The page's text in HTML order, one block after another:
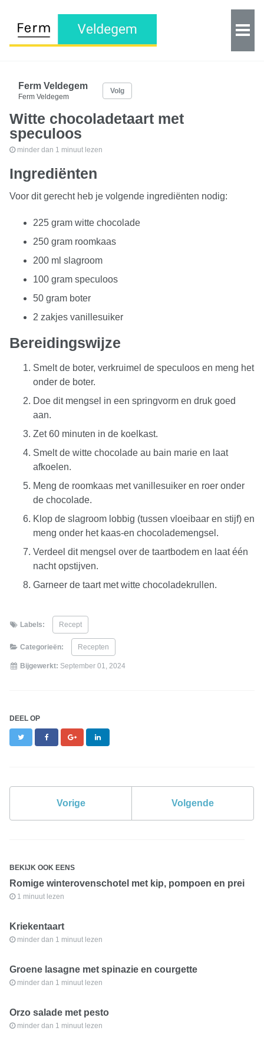
Ferm Veldegem
Ferm Veldegem
Volg
Witte chocoladetaart met
speculoos
minder dan 1 minuut lezen
Ingrediënten
Voor dit gerecht heb je volgende ingrediënten nodig:
225 gram witte chocolade
250 gram roomkaas
200 ml slagroom
100 gram speculoos
50 gram boter
2 zakjes vanillesuiker
Bereidingswijze
Smelt de boter, verkruimel de speculoos en meng het
onder de boter.
Doe dit mengsel in een springvorm en druk goed
aan.
Zet 60 minuten in de koelkast.
Smelt de witte chocolade au bain marie en laat
afkoelen.
Meng de roomkaas met vanillesuiker en roer onder
de chocolade.
Klop de slagroom lobbig (tussen vloeibaar en stijf) en
meng onder het kaas-en chocolademengsel.
Verdeel dit mengsel over de taartbodem en laat één
nacht opstijven.
Garneer de taart met witte chocoladekrullen.
Labels: Recept
Categorieën: Recepten
Bijgewerkt: September 01, 2024
DEEL OP
Twitter FacebookGoogle+
Vorige Volgende
BEKIJK OOK EENS
Romige winterovenschotel met kip, pompoen en prei
1 minuut lezen
Kriekentaart
minder dan 1 minuut lezen
Groene lasagne met spinazie en courgette
minder dan 1 minuut lezen
Orzo salade met pesto
minder dan 1 minuut lezen